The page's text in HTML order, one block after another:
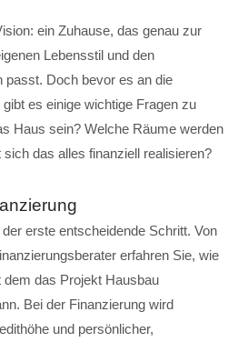
ein Zuhause, das genau zur
Lebensstil und den
passt. Doch bevor es an die
es einige wichtige Fragen zu
Haus sein? Welche Räume werden
das alles finanziell realisieren?
erste entscheidende Schritt. Von
erfahren Sie, wie
das Projekt Hausbau
Bei der Finanzierung wird
und persönlicher,